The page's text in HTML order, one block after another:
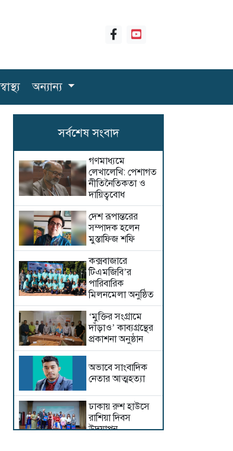
স্বাস্থ্য অন্যান্য
সর্বশেষ সংবাদ
গণমাধ্যমে
লেখালেখি: পেশাগত
নীতিনৈতিকতা ও
দায়িত্ববোধ
দেশ রূপান্তরের
সম্পাদক হলেন
মুস্তাফিজ শফি
কক্সবাজারে
টিএমজিবি’র
পারিবারিক
মিলনমেলা অনুষ্ঠিত
‘মুক্তির সংগ্রামে
দাঁড়াও’ কাব্যগ্রন্থের
প্রকাশনা অনুষ্ঠান
অভাবে সাংবাদিক
নেতার আত্মহত্যা
ঢাকায় রুশ হাউসে
রাশিয়া দিবস
উদযাপন